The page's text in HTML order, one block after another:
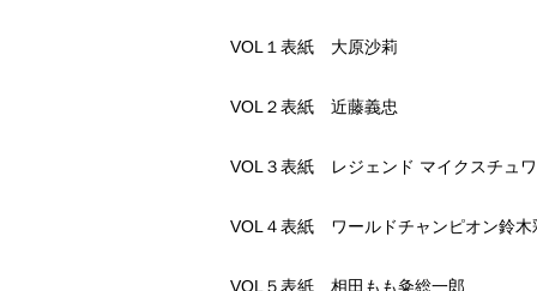
VOL１表紙 大原沙莉
VOL２表紙 近藤義忠
VOL３表紙 レジェンド マイクスチュ
VOL４表紙 ワールドチャンピオン鈴木
VOL５表紙 相田もも粂総一郎